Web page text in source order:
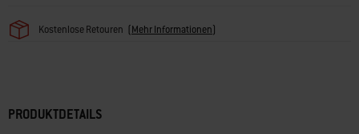
Kostenlose Retouren (Mehr Informationen)
PRODUKTDETAILS